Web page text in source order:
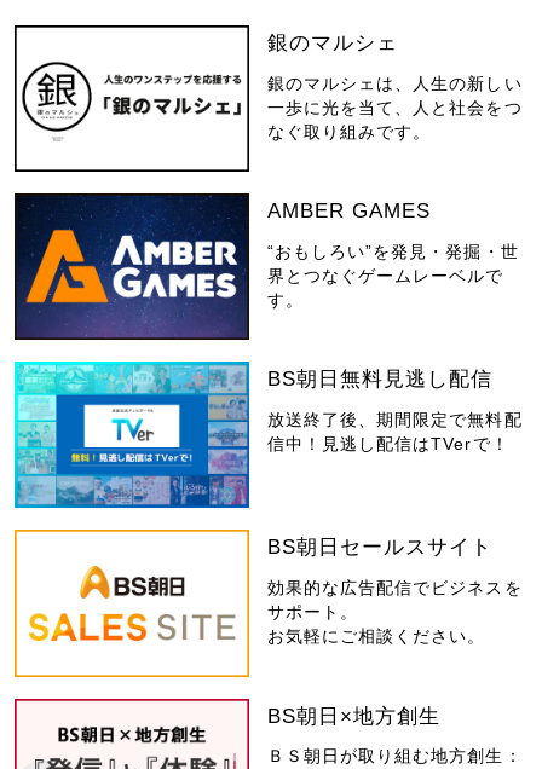
銀のマルシェ
銀のマルシェは、人生の新しい
一歩に光を当て、人と社会をつ
なぐ取り組みです。
AMBER GAMES
“おもしろい”を発見・発掘・世
界とつなぐゲームレーベルで
す。
BS朝日無料見逃し配信
放送終了後、期間限定で無料配
信中！見逃し配信はTVerで！
BS朝日セールスサイト
効果的な広告配信でビジネスを
サポート。
お気軽にご相談ください。
BS朝日×地方創生
ＢＳ朝日が取り組む地方創生：